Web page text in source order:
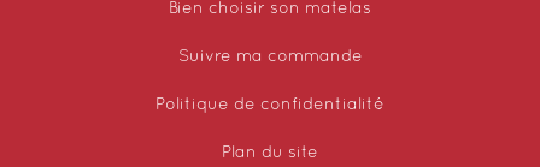
Bien choisir son matelas
Suivre ma commande
Politique de confidentialité
Plan du site